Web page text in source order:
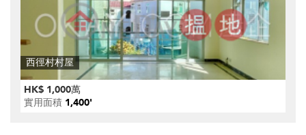
西徑村村屋
HK$ 1,000萬
實用面積 1,400'